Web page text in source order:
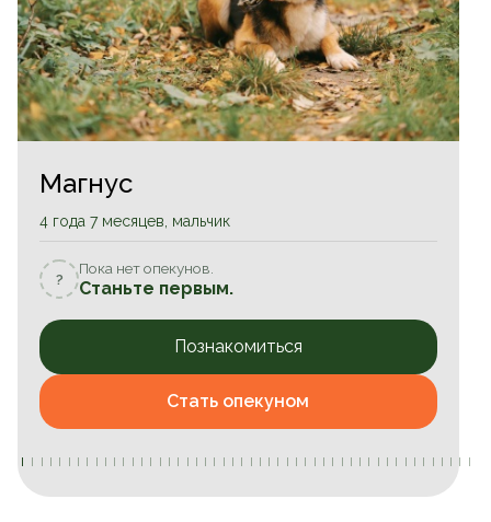
Магнус
4 года 7 месяцев, мальчик
?
Пока нет опекунов.
Станьте первым.
Познакомиться
Стать опекуном